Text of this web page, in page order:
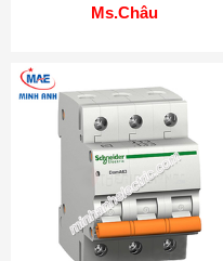
Ms.Châu